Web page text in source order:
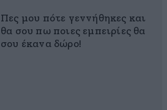
Πες μου πότε γεννήθηκες και
θα σου πω ποιες εμπειρίες θα
σου έκανα δώρο!